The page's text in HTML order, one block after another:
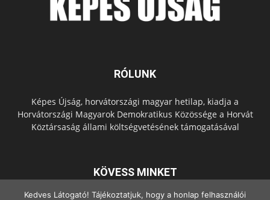
RÓLUNK
Képes Újság, horvátországi magyar hetilap, kiadja a
Horvátországi Magyarok Demokratikus Közössége a Horvát
Köztársaság állami költségvetésének támogatásával
KÖVESS MINKET
Kedves Látogató! Tájékoztatjuk, hogy a honlap felhasználói